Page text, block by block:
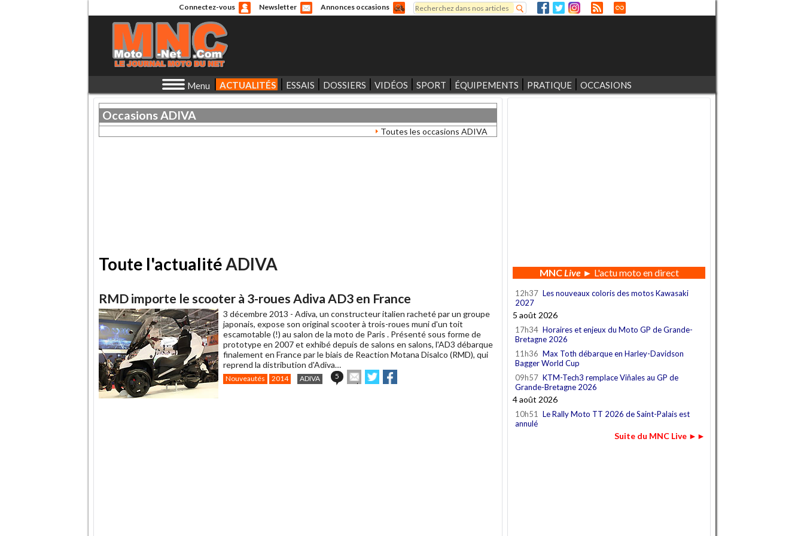
Connectez-vous Newsletter Annonces occasions
Formulaire de recherche
Rechercher
Menu ACTUALITÉS ESSAIS DOSSIERS VIDÉOS SPORT ÉQUIPEMENTS PRATIQUE OCCASIONS
OccasionsADIVA
Toutes les occasions ADIVA
Toute l'actualité ADIVA
RMD importe le scooter à 3-roues Adiva AD3 en France
3 décembre 2013 - Adiva, un constructeur italien racheté par un groupe
japonais, expose son original scooter à trois-roues muni d'un toit
escamotable (!) au salon de la moto de Paris . Présenté sous forme de
prototype en 2007 et exhibé depuis de salons en salons, l'AD3 débarque
finalement en France par le biais de Reaction Motana Disalco (RMD), qui
reprend la distribution d'Adiva…
Nouveautés 2014 ADIVA 5
Envoyer
cet
Partager
sur sur
MNCLive► L'actu moto en direct
12h37 Les nouveaux coloris des motos Kawasaki
2027
5 août 2026
17h34 Horaires et enjeux du Moto GP de Grande-
Bretagne 2026
11h36 Max Toth débarque en Harley-Davidson
Bagger World Cup
09h57 KTM-Tech3 remplace Viñales au GP de
Grande-Bretagne 2026
4 août 2026
10h51
Le Rally Moto TT 2026 de Saint-Palais est
annulé
Suite du MNC Live ►►